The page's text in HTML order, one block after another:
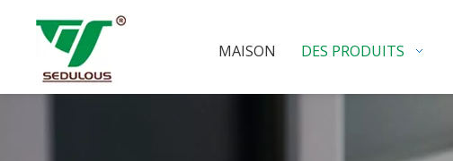
MAISON DES PRODUITS